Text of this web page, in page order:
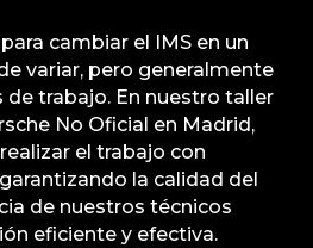
cambiar el IMS en un
variar, pero generalmente
de trabajo. En nuestro taller
No Oficial en Madrid,
el trabajo con
la calidad del
de nuestros técnicos
eficiente y efectiva.